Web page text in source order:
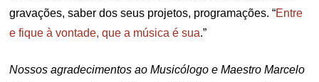
gravações, saber dos seus projetos, programações. “Entre
e fique à vontade, que a música é sua.”
Nossos agradecimentos ao Musicólogo e Maestro Marcelo